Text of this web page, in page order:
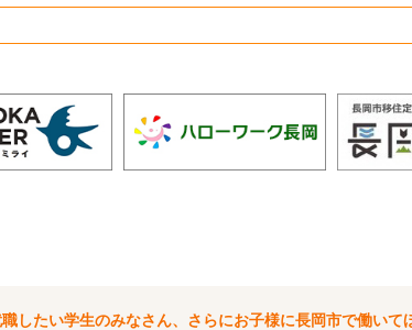
したい学生のみなさん、さらにお子様に長岡市で働いて